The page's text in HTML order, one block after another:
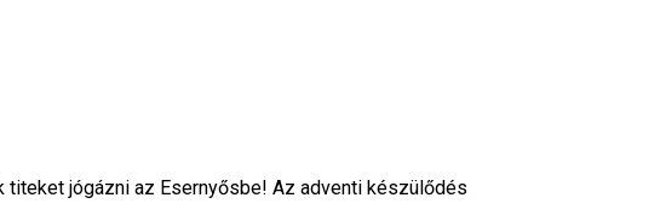
titeket jógázni az Esernyősbe! Az adventi készülődés